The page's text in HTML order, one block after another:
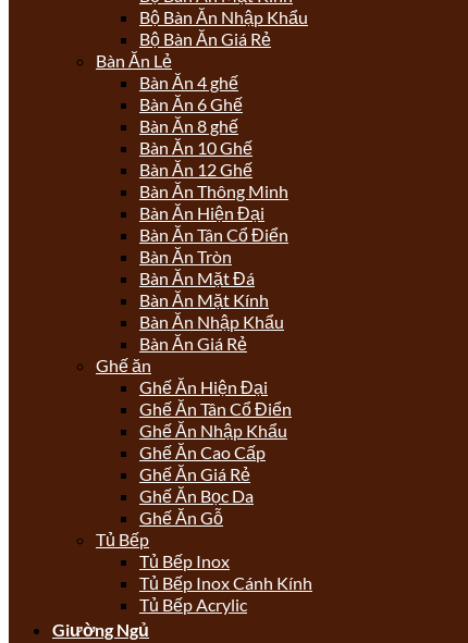
Bộ Bàn Ăn Nhập Khẩu
Bộ Bàn Ăn Giá Rẻ
Bàn Ăn Lẻ
Bàn Ăn 4 ghế
Bàn Ăn 6 Ghế
Bàn Ăn 8 ghế
Bàn Ăn 10 Ghế
Bàn Ăn 12 Ghế
Bàn Ăn Thông Minh
Bàn Ăn Hiện Đại
Bàn Ăn Tân Cổ Điển
Bàn Ăn Tròn
Bàn Ăn Mặt Đá
Bàn Ăn Mặt Kính
Bàn Ăn Nhập Khẩu
Bàn Ăn Giá Rẻ
Ghế ăn
Ghế Ăn Hiện Đại
Ghế Ăn Tân Cổ Điển
Ghế Ăn Nhập Khẩu
Ghế Ăn Cao Cấp
Ghế Ăn Giá Rẻ
Ghế Ăn Bọc Da
Ghế Ăn Gỗ
Tủ Bếp
Tủ Bếp Inox
Tủ Bếp Inox Cánh Kính
Tủ Bếp Acrylic
Giường Ngủ